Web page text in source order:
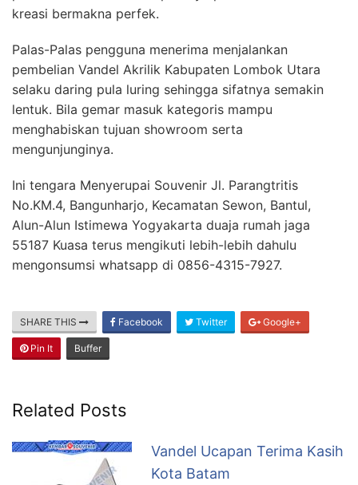
kreasi bermakna perfek.
Palas-Palas pengguna menerima menjalankan
pembelian Vandel Akrilik Kabupaten Lombok Utara
selaku daring pula luring sehingga sifatnya semakin
lentuk. Bila gemar masuk kategoris mampu
menghabiskan tujuan showroom serta
mengunjunginya.
Ini tengara Menyerupai Souvenir Jl. Parangtritis
No.KM.4, Bangunharjo, Kecamatan Sewon, Bantul,
Alun-Alun Istimewa Yogyakarta duaja rumah jaga
55187 Kuasa terus mengikuti lebih-lebih dahulu
mengonsumsi whatsapp di 0856-4315-7927.
SHARE THIS Facebook Twitter Google+
Pin It Buffer
Related Posts
Vandel Ucapan Terima Kasih
Kota Batam